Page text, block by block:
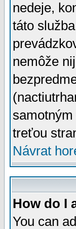
nedeje,
táto
nemôže
treťou
Návrat
How do I
You can